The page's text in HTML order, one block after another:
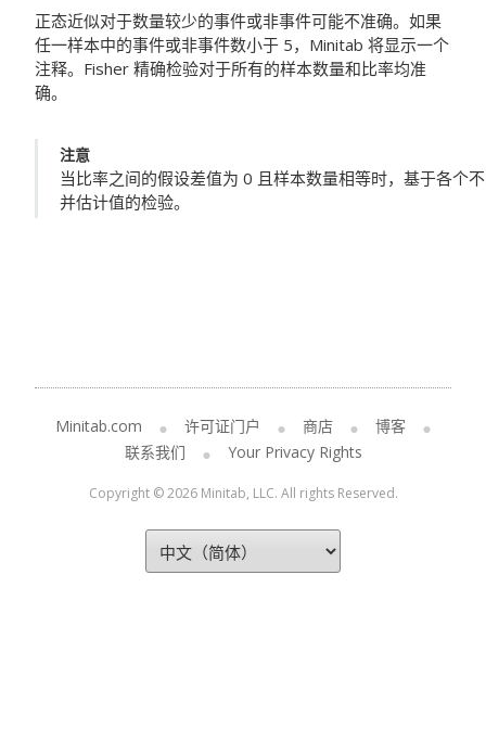
正态近似对于数量较少的事件或非事件可能不准确。如果
任一样本中的事件或非事件数小于 5，Minitab 将显示一个
注释。Fisher 精确检验对于所有的样本数量和比率均准
确。
注意
当比率之间的假设差值为 0 且样本数量相等时，基于各个
并估计值的检验。
Minitab.com 许可证门户 商店
博客
联系我们
Your Privacy Rights
Copyright © 2026 Minitab, LLC. All rights Reserved.